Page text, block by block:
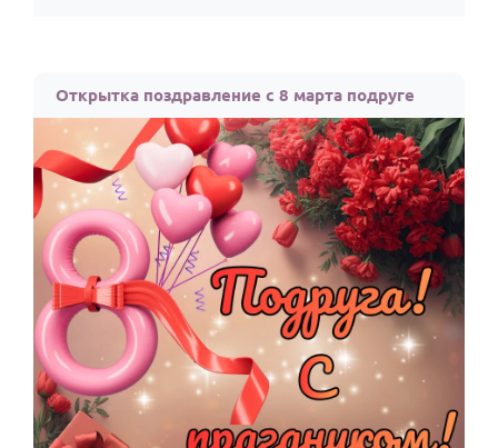
Открытка поздравление с 8 марта подруге